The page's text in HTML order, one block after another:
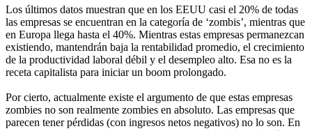
Los últimos datos muestran que en los EEUU casi el 20% de todas
las empresas se encuentran en la categoría de ‘zombis’, mientras que
en Europa llega hasta el 40%. Mientras estas empresas permanezcan
existiendo, mantendrán baja la rentabilidad promedio, el crecimiento
de la productividad laboral débil y el desempleo alto. Esa no es la
receta capitalista para iniciar un boom prolongado.
Por cierto, actualmente existe el argumento de que estas empresas
zombies no son realmente zombies en absoluto. Las empresas que
parecen tener pérdidas (con ingresos netos negativos) no lo son. En